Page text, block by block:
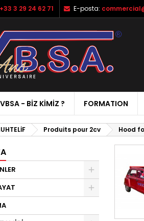
+33 3 29 24 62 71 E-posta:
VBSA - BIZ KIMIZ ? FORMATION
Produits pour 2cv Hood